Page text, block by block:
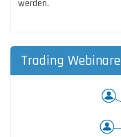
werden.
Trading Webinare